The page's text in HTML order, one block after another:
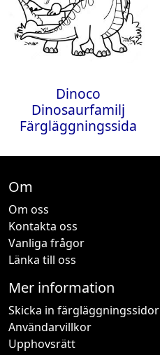
Dinoco
Dinosaurfamilj
Färgläggningssida
Om
Om oss
Kontakta oss
Vanliga frågor
Länka till oss
Mer information
Skicka in färgläggningssidor
Användarvillkor
Upphovsrätt